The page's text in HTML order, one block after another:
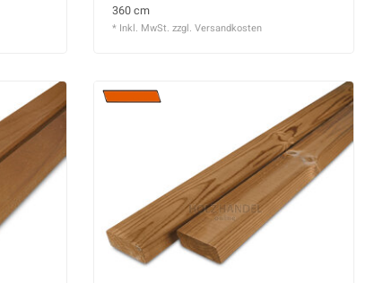
360 cm
* Inkl. MwSt. zzgl.Versandkosten